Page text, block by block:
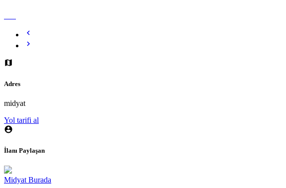
Adres
midyat
Yol tarifi al
İlanı Paylaşan
Midyat Burada